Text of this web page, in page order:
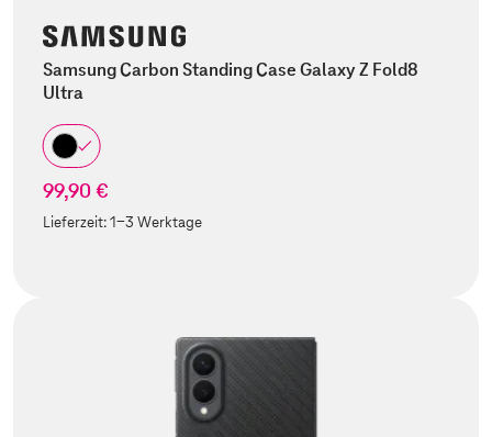
Samsung Carbon Standing Case Galaxy Z Fold8
Ultra
99,90 €
Lieferzeit:1-3 Werktage